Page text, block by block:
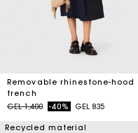
Removable rhinestone-hood
trench
Price reduced from
GEL 1,400to-40% GEL 835
Recycled material